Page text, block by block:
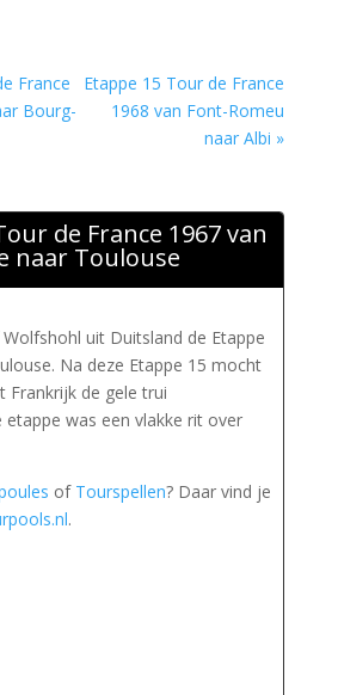
France
Bourg-
Etappe 15 Tour de France
1968 van Font-Romeu
naar Albi »
de France 1967 van
naar Toulouse
uit Duitsland de Etappe
Na deze Etappe 15 mocht
Frankrijk de gele trui
etappe was een vlakke rit over
of Tourspellen? Daar vind je
.